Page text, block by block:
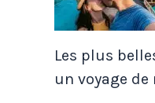
Les plus
un voyage de